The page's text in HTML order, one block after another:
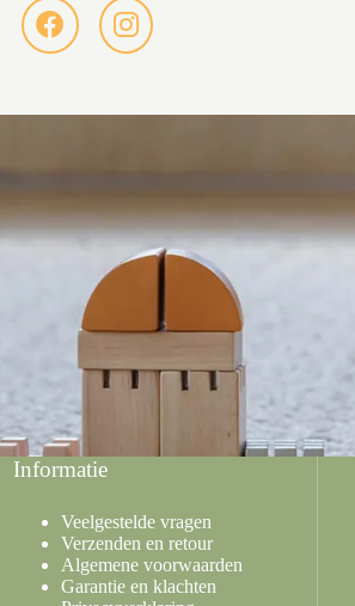
Informatie
Veelgestelde vragen
Verzenden en retour
Algemene voorwaarden
Garantie en klachten